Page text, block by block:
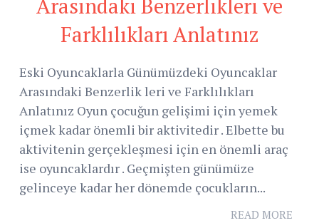
Arasındaki Benzerlikleri ve
Farklılıkları Anlatınız
Eski Oyuncaklarla Günümüzdeki Oyuncaklar
Arasındaki Benzerlik leri ve Farklılıkları
Anlatınız Oyun çocuğun gelişimi için yemek
içmek kadar önemli bir aktivitedir . Elbette bu
aktivitenin gerçekleşmesi için en önemli araç
ise oyuncaklardır . Geçmişten günümüze
gelinceye kadar her dönemde çocukların...
READ MORE